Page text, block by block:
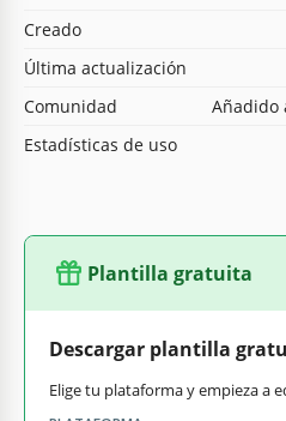
Creado
Última actualización
Comunidad
Añadido
Estadísticas de uso
Plantilla gratuita
Descargar plantilla
Elige tu plataforma y empieza a